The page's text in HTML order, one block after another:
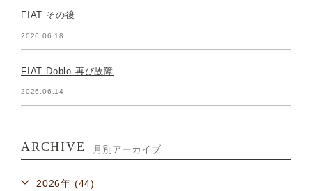
FIAT その後
2026.06.18
FIAT Doblo 再び故障
2026.06.14
ARCHIVE 月別アーカイブ
2026年 (44)